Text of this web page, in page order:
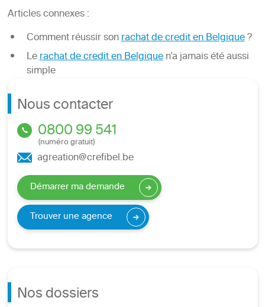
Articles connexes :
Comment réussir sonrachat de credit en Belgique?
Lerachat de credit en Belgiquen’a jamais été aussi
simple
Nous contacter
0800 99 541
(numéro gratuit)
agreation@crefibel.be
Démarrer ma demande
Trouver une agence
Nos dossiers